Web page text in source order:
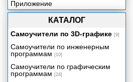
Приложение
КАТАЛОГ
Самоучители по 3D-графике [9]
Самоучители по инженерным
программам [10]
Самоучители по графическим
программам [24]